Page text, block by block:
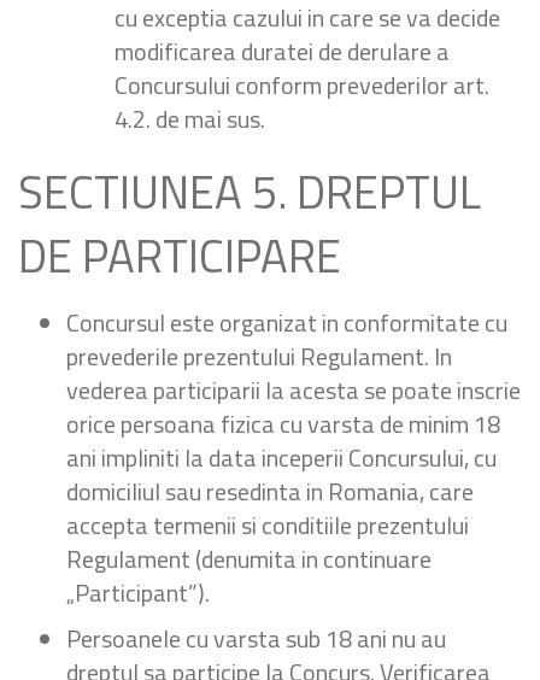
cu exceptia cazului in care se va decide
modificarea duratei de derulare a
Concursului conform prevederilor art.
4.2. de mai sus.
SECTIUNEA 5. DREPTUL
DE PARTICIPARE
Concursul este organizat in conformitate cu
prevederile prezentului Regulament. In
vederea participarii la acesta se poate inscrie
orice persoana fizica cu varsta de minim 18
ani impliniti la data inceperii Concursului, cu
domiciliul sau resedinta in Romania, care
accepta termenii si conditiile prezentului
Regulament (denumita in continuare
„Participant”).
Persoanele cu varsta sub 18 ani nu au
dreptul sa participe la Concurs. Verificarea